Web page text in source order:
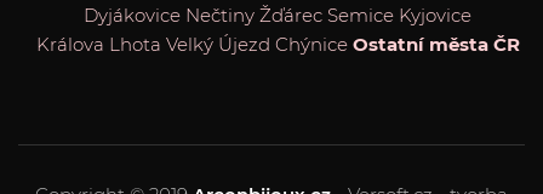
Dyjákovice Nečtiny Žďárec Semice Kyjovice
Králova Lhota Velký Újezd Chýnice Ostatní města ČR